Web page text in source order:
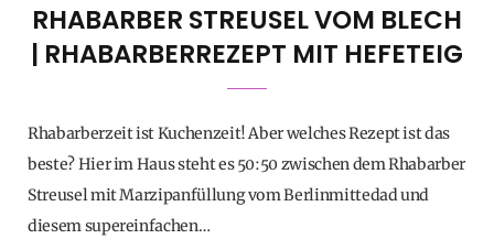
RHABARBER STREUSEL VOM BLECH
| RHABARBERREZEPT MIT HEFETEIG
Rhabarberzeit ist Kuchenzeit! Aber welches Rezept ist das
beste? Hier im Haus steht es 50:50 zwischen dem Rhabarber
Streusel mit Marzipanfüllung vom Berlinmittedad und
diesem supereinfachen…